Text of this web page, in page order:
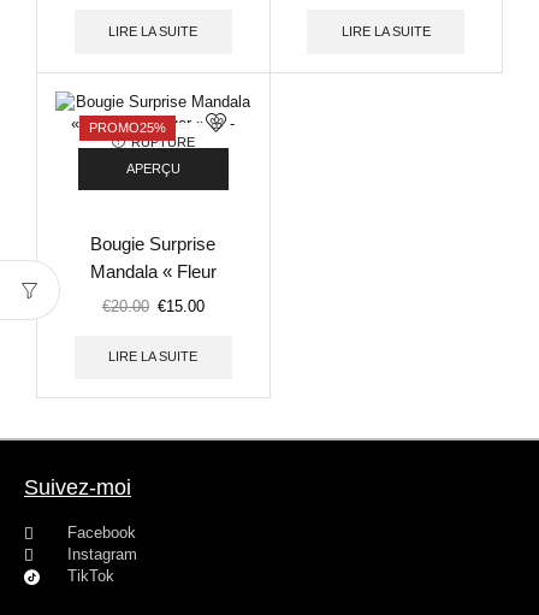
LIRE LA SUITE LIRE LA SUITE
PROMO25%
RUPTURE
DE STOCK
APERÇU
Bougie Surprise
Mandala « Fleur
d’Oranger » 🌸 –
€20.00 €15.00
LIRE LA SUITE
Suivez-moi
Facebook
Instagram
TikTok